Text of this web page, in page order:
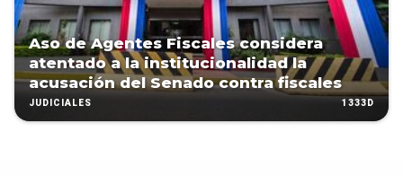
Aso de Agentes Fiscales considera
atentado a la institucionalidad la
acusación del Senado contra fiscales
JUDICIALES 1333D